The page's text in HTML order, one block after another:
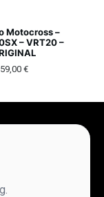
Motocross –
– VRT20 –
59,00 €